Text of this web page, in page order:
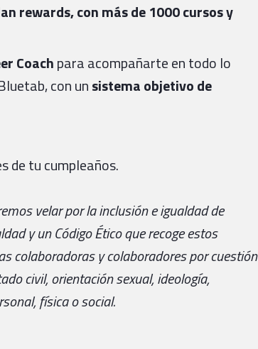
rewards, con más de 1000 cursos y
Coachpara acompañarte en todo lo
con unsistema objetivo de
de tu cumpleaños.
velar por la inclusión e igualdad de
y un Código Ético que recoge estos
colaboradoras y colaboradores por cuestión
civil, orientación sexual, ideología,
física o social.